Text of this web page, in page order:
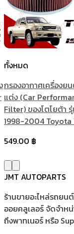
ทั้งหมด
กรองอากาศเครื่องย
แต่ง (Car
Filter) ของโตโยต้า
1998-2004 Toyota
549.00 ฿
JMT AUTOPARTS
ร้านขายอะไหล่รถยน
ออยคลูเลอร์ จัดจำห
ถึงพาทเนอร์ หรือ